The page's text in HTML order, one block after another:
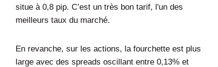
situe à 0,8 pip. C’est un très bon tarif, l'un des
meilleurs taux du marché.
En revanche, sur les actions, la fourchette est plus
large avec des spreads oscillant entre 0,13% et